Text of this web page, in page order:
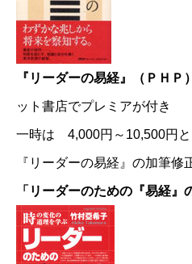
『リーダーの易経』（ＰＨＰ
ット書店でプレミアが付き
一時は 4,000円～10,500円と
『リーダーの易経』の加筆修
「リーダーのための『易経』